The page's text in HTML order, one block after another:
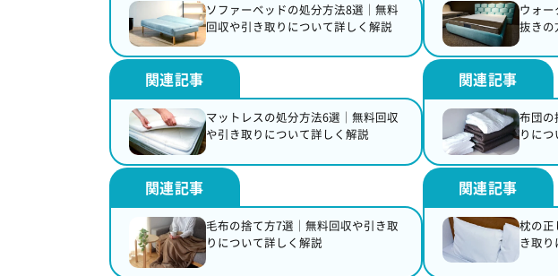
ソファーベッドの処分方法8選｜無料
回収や引き取りについて詳しく解説
ウォー
抜きの
マットレスの処分方法6選｜無料回収
や引き取りについて詳しく解説
布団の
りにつ
毛布の捨て方7選｜無料回収や引き取
りについて詳しく解説
枕の正
き取